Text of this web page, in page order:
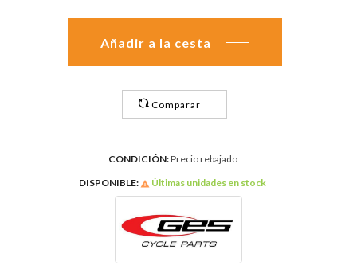
Añadir a la cesta
Comparar
CONDICIÓN:Precio rebajado
DISPONIBLE:  Últimas unidades en stock